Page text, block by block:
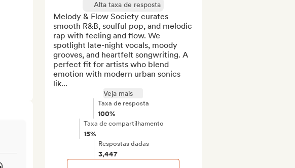
Alta taxa de resposta
Melody & Flow Society curates
smooth R&B, soulful pop, and melodic
rap with feeling and flow. We
spotlight late-night vocals, moody
grooves, and heartfelt songwriting. A
perfect fit for artists who blend
emotion with modern urban sonics
lik...
Veja mais
Taxa de resposta
100%
Taxa de compartilhamento
15%
Respostas dadas
3,447